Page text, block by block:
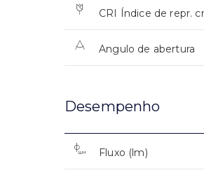
CRI Índice de repr.
Angulo de abertura
Desempenho
Fluxo (lm)